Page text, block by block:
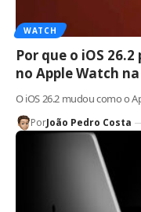
WATCH
Por que o iOS
no Apple Watch
O iOS 26.2 mudou como o
PorJoão Pedro Costa